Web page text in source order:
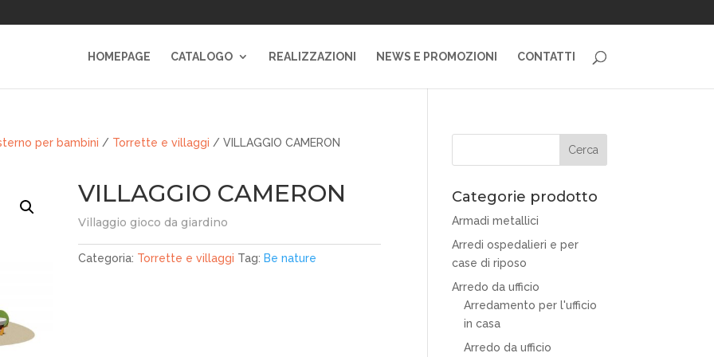
HOMEPAGE CATALOGO REALIZZAZIONI NEWS E PROMOZIONI CONTATTI
per bambini / Torrette e villaggi / VILLAGGIO CAMERON
VILLAGGIO CAMERON
Villaggio gioco da giardino
Categoria: Torrette e villaggi Tag: Be nature
Categorie prodotto
Armadi metallici
Arredi ospedalieri e per
case di riposo
Arredo da ufficio
Arredamento per l'ufficio
in casa
Arredo da ufficio